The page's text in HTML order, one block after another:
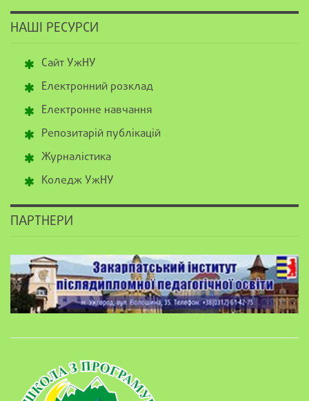
НАШІ РЕСУРСИ
Сайт УжНУ
Електронний розклад
Електронне навчання
Репозитарій публікацій
Журналістика
Коледж УжНУ
ПАРТНЕРИ